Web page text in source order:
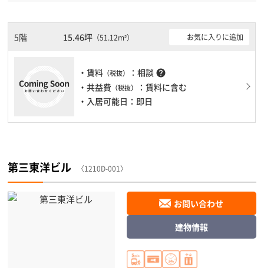
対応しております。
5階 15.46坪（51.12m²） お気に入りに追加
・賃料 （税抜） ：相談 help
・共益費 （税抜）
：賃料に含む
・入居可能日：即日
第三東洋ビル 〈1210D-001〉
お問い合わせ
建物情報